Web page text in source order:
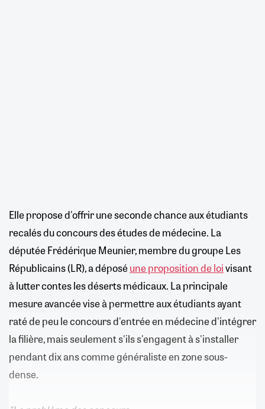
Elle propose d'offrir une seconde chance aux étudiants
recalés du concours des études de médecine. La
députée Frédérique Meunier, membre du groupe Les
Républicains (LR), a déposé une proposition de loivisant
à lutter contes les déserts médicaux. La principale
mesure avancée vise à permettre aux étudiants ayant
raté de peu le concours d'entrée en médecine d'intégrer
la filière, mais seulement s'ils s'engagent à s'installer
pendant dix ans comme généraliste en zone sous-
dense.